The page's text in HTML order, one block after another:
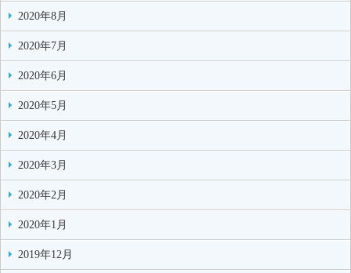
2020年8月
2020年7月
2020年6月
2020年5月
2020年4月
2020年3月
2020年2月
2020年1月
2019年12月